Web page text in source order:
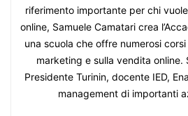
riferimento importante per chi
online, Samuele Camatari crea
una scuola che offre numerosi
marketing e sulla vendita online.
Presidente Turinin, docente IED,
management di importanti